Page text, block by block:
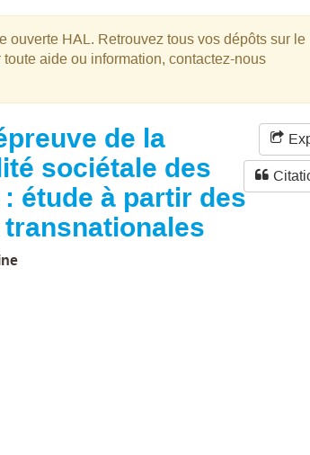
ouverte HAL. Retrouvez tous vos dépôts sur le
aide ou information, contactez-nous
de la
sociétale des
étude à partir des